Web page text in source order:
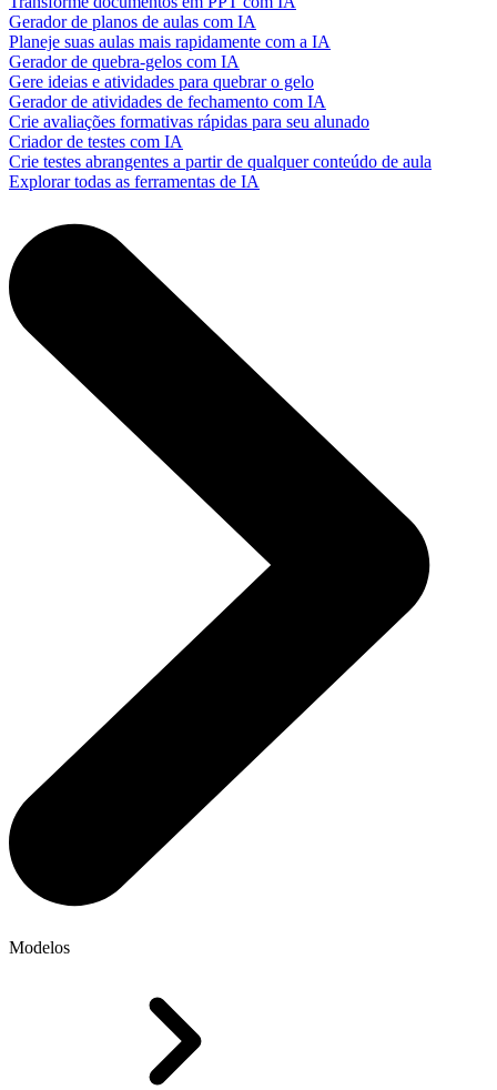
Gerador de planos de aulas com IA
Planeje suas aulas mais rapidamente com a IA
Gerador de quebra-gelos com IA
Gere ideias e atividades para quebrar o gelo
Gerador de atividades de fechamento com IA
Crie avaliações formativas rápidas para seu alunado
Criador de testes com IA
Crie testes abrangentes a partir de qualquer conteúdo de aula
Explorar todas as ferramentas de IA
Modelos